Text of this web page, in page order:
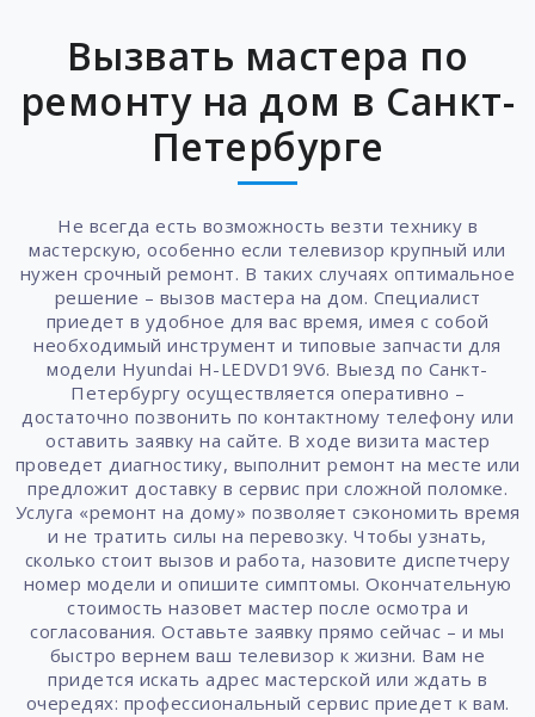
Вызвать мастера по
ремонту на дом в Санкт-
Петербурге
Не всегда есть возможность везти технику в
мастерскую, особенно если телевизор крупный или
нужен срочный ремонт. В таких случаях оптимальное
решение – вызов мастера на дом. Специалист
приедет в удобное для вас время, имея с собой
необходимый инструмент и типовые запчасти для
модели Hyundai H-LEDVD19V6. Выезд по Санкт-
Петербургу осуществляется оперативно –
достаточно позвонить по контактному телефону или
оставить заявку на сайте. В ходе визита мастер
проведет диагностику, выполнит ремонт на месте или
предложит доставку в сервис при сложной поломке.
Услуга «ремонт на дому» позволяет сэкономить время
и не тратить силы на перевозку. Чтобы узнать,
сколько стоит вызов и работа, назовите диспетчеру
номер модели и опишите симптомы. Окончательную
стоимость назовет мастер после осмотра и
согласования. Оставьте заявку прямо сейчас – и мы
быстро вернем ваш телевизор к жизни. Вам не
придется искать адрес мастерской или ждать в
очередях: профессиональный сервис приедет к вам.